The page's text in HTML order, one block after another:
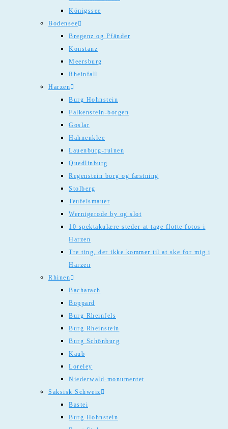
Königssee
Bodensee
Bregenz og Pfänder
Konstanz
Meersburg
Rheinfall
Harzen
Burg Hohnstein
Falkenstein-borgen
Goslar
Hahnenklee
Lauenburg-ruinen
Quedlinburg
Regenstein borg og fæstning
Stolberg
Teufelsmauer
Wernigerode by og slot
10 spektakulære steder at tage flotte fotos i
Harzen
Tre ting, der ikke kommer til at ske for mig i
Harzen
Rhinen
Bacharach
Boppard
Burg Rheinfels
Burg Rheinstein
Burg Schönburg
Kaub
Loreley
Niederwald-monumentet
Saksisk Schweiz
Bastei
Burg Hohnstein